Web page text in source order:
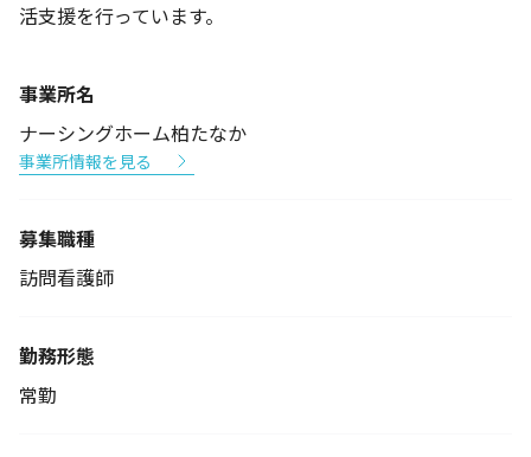
活支援を行っています。
事業所名
ナーシングホーム柏たなか
事業所情報を見る
募集職種
訪問看護師
勤務形態
常勤